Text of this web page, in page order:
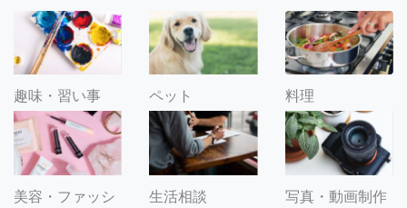
趣味・習い事 ペット 料理
美容・ファッシ
生活相談 写真・動画制作